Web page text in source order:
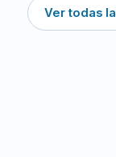
Ver todas